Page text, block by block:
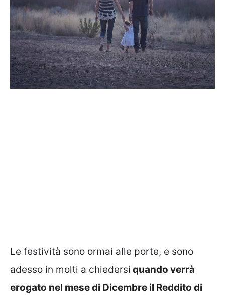
Le festività sono ormai alle porte, e sono
adesso in molti a chiedersi quando verrà
erogato nel mese di Dicembre il Reddito di